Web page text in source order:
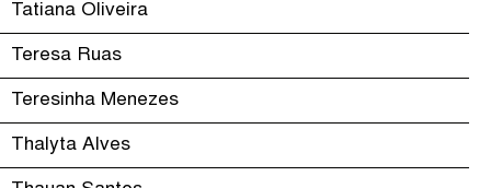
Tatiana Oliveira
Teresa Ruas
Teresinha Menezes
Thalyta Alves